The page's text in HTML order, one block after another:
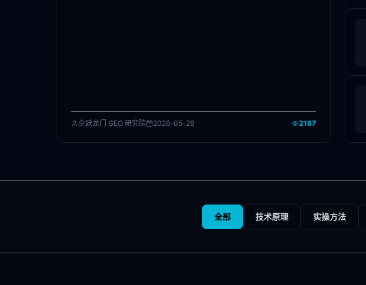
企跃龙门 GEO 研究院 2026-05-28 2167
全部 技术原理 实操方法